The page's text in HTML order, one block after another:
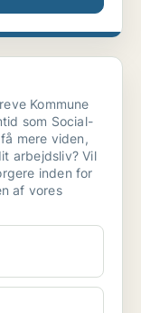
Kommune
som Social-
mere viden,
arbejdsliv? Vil
inden for
af vores